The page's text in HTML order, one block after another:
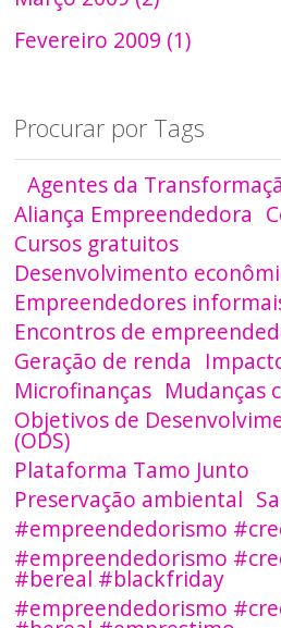
Fevereiro 2009 (1)
Procurar por Tags
Agentes da
Aliança Empreendedora
Cursos gratuitos
Desenvolvimento
Empreendedores
Encontros de
Geração de renda
Microfinanças Mudanças
Objetivos de
(ODS)
Plataforma Tamo Junto
Preservação ambiental
#empreendedorismo
#empreendedorismo
#bereal #blackfriday
#empreendedorismo